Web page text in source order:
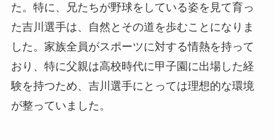
た。特に、兄たちが野球をしている姿を見て育っ
た吉川選手は、自然とその道を歩むことになりま
した。家族全員がスポーツに対する情熱を持って
おり、特に父親は高校時代に甲子園に出場した経
験を持つため、吉川選手にとっては理想的な環境
が整っていました。